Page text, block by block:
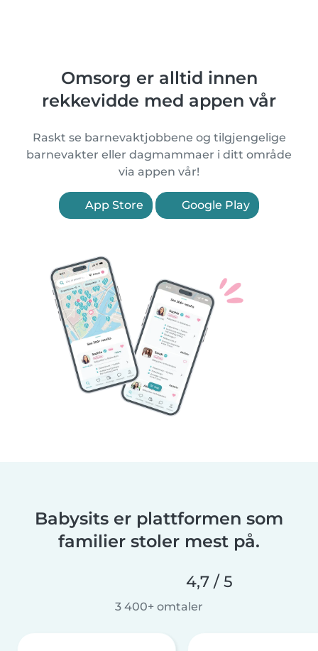
Omsorg er alltid innen
rekkevidde med appen vår
Raskt se barnevaktjobbene og tilgjengelige
barnevakter eller dagmammaer i ditt område
via appen vår!
App Store Google Play
Babysits er plattformen som
familier stoler mest på.
4,7 / 5
3 400+ omtaler